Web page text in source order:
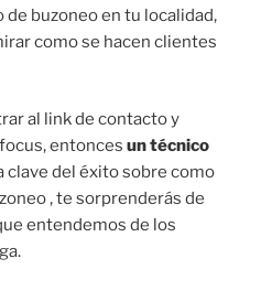
buzoneo en tu localidad,
como se hacen clientes
al link de contacto y
entonces un técnico
clave del éxito sobre como
, te sorprenderás de
entendemos de los